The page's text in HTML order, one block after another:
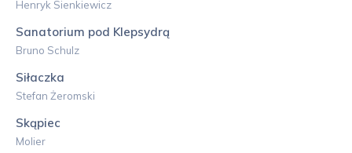
Henryk Sienkiewicz
Sanatorium pod Klepsydrą
Bruno Schulz
Siłaczka
Stefan Żeromski
Skąpiec
Molier